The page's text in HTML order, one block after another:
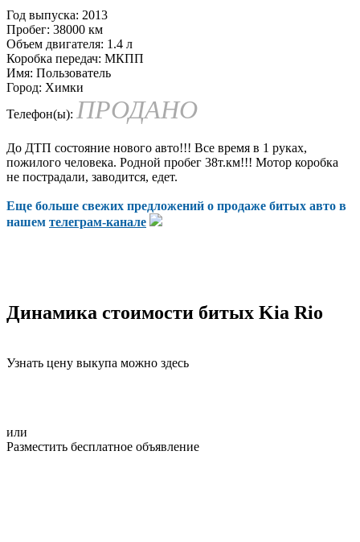
Год выпуска: 2013
Пробег: 38000 км
Объем двигателя: 1.4 л
Коробка передач: МКПП
Имя: Пользователь
Город: Химки
Телефон(ы): ПРОДАНО
До ДТП состояние нового авто!!! Все время в 1 руках,
пожилого человека. Родной пробег 38т.км!!! Мотор коробка
не пострадали, заводится, едет.
Еще больше свежих предложений о продаже битых авто в
нашем телеграм-канале
Динамика стоимости битых Kia Rio
Узнать цену выкупа можно здесь
или
Разместить бесплатное объявление